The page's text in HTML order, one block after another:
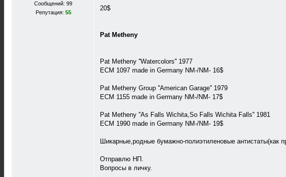
Сообщений: 99
Репутация: 55
20$
Pat Metheny
Pat Metheny ''Watercolors'' 1977
ECM 1097 made in Germany NM-/NM- 16$
Pat Metheny Group ''American Garage'' 1979
ECM 1155 made in Germany NM-/NM- 17$
Pat Metheny ''As Falls Wichita,So Falls Wichita Falls'' 1981
ECM 1990 made in Germany NM-/NM- 19$
Шикарные,родные бумажно-полиэтиленовые антистаты(как
Отправлю НП.
Вопросы в личку.